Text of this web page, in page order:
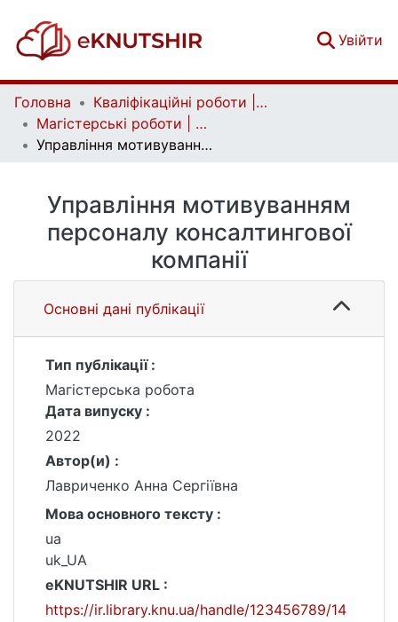
Увійти
Головна
Кваліфікаційні роботи | Qualifying works
Магістерські роботи | Master's theses
Управління мотивуванням персоналу консалтингової компанії
Управління мотивуванням
персоналу консалтингової
компанії
Основні дані публікації
Тип публікації :
Магістерська робота
Дата випуску :
2022
Автор(и) :
Лавриченко Анна Сергіївна
Мова основного тексту :
ua
uk_UA
eKNUTSHIR URL :
https://ir.library.knu.ua/handle/123456789/14